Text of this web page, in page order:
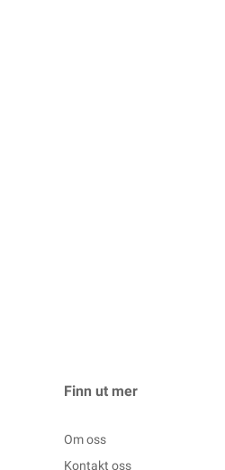
Finn ut mer
Om oss
Kontakt oss